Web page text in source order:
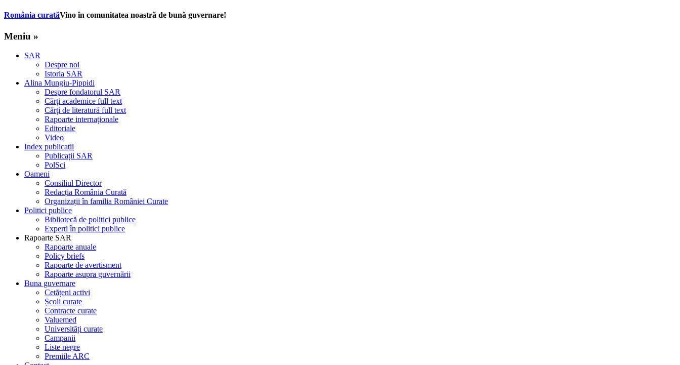
România curatăVino în comunitatea noastră de bună guvernare!
Meniu »
SAR
Despre noi
Istoria SAR
Alina Mungiu-Pippidi
Despre fondatorul SAR
Cărți academice full text
Cărți de literatură full text
Rapoarte internaționale
Editoriale
Video
Index publicații
Publicații SAR
PolSci
Oameni
Consiliul Director
Redacția România Curată
Organizații în familia României Curate
Politici publice
Bibliotecă de politici publice
Experți în politici publice
Rapoarte SAR
Rapoarte anuale
Policy briefs
Rapoarte de avertisment
Rapoarte asupra guvernării
Buna guvernare
Cetățeni activi
Școli curate
Contracte curate
Valuemed
Universități curate
Campanii
Liste negre
Premiile ARC